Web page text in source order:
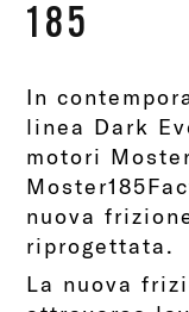
185
In
linea Dark
motori
nuova
riprogettata.
La nuova